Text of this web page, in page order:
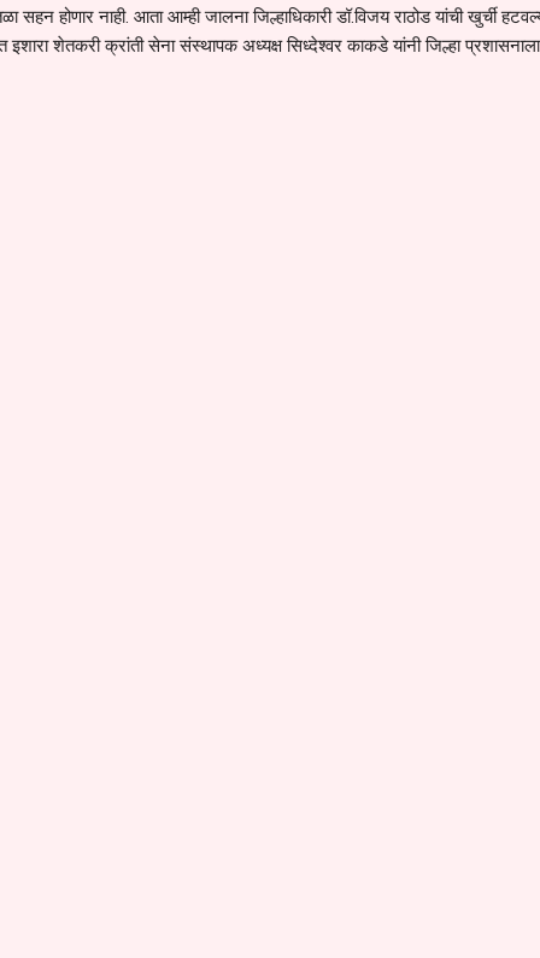
सहन होणार नाही. आता आम्ही जालना जिल्हाधिकारी डॉ.विजय राठोड यांची खुर्ची
शेतकरी क्रांती सेना संस्थापक अध्यक्ष सिध्देश्वर काकडे यांनी जिल्हा